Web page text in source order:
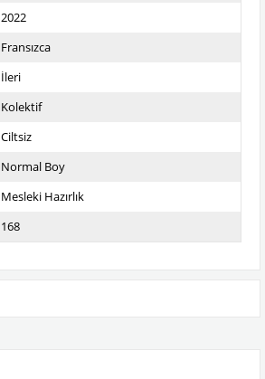
2022
Fransızca
İleri
Kolektif
Ciltsiz
Normal Boy
Mesleki Hazırlık
168